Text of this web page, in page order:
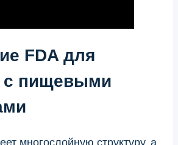
FDA для
с пищевыми